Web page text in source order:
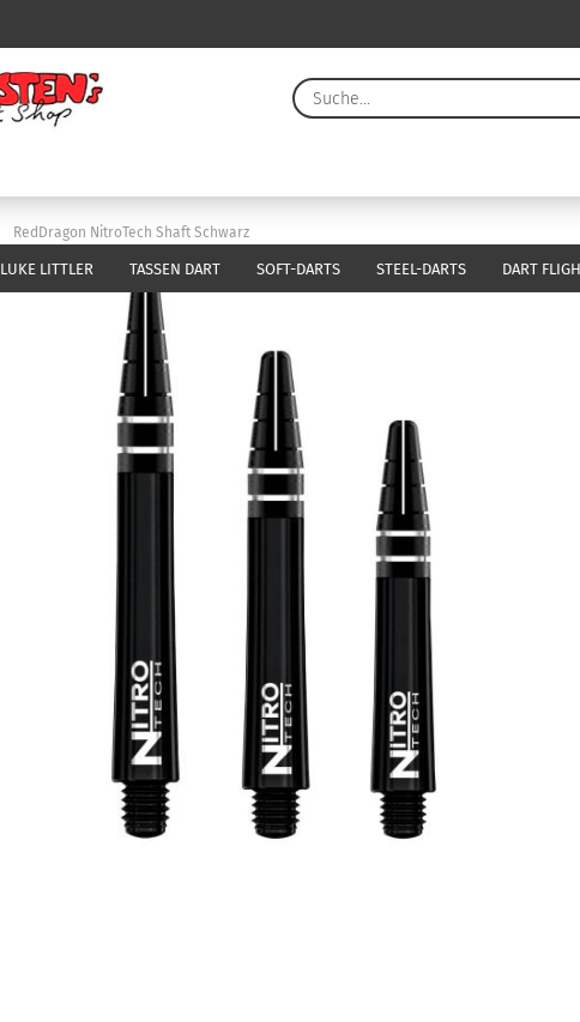
LUKE LITTLER TASSEN DART SOFT-DARTS STEEL-DARTS DART
RedDragon NitroTech Shaft Schwarz